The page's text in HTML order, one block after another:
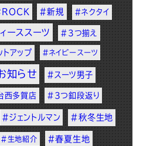
#新規 #ネクタイ
ーススーツ #3つ揃え
アップ #ネイビースーツ
知らせ #スーツ男子
西多賀店 #3つ釦段返り
#ジェントルマン #秋冬生地
#生地紹介 #春夏生地